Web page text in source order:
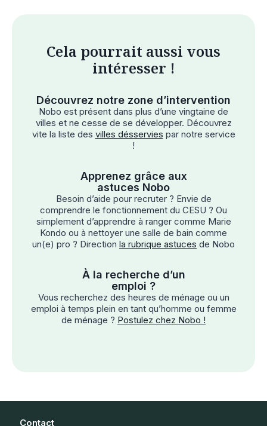
Cela pourrait aussi vous
intéresser !
Découvrez notre zone d’intervention
Nobo est présent dans plus d’une vingtaine de
villes et ne cesse de se développer. Découvrez
vite la liste des villes désservies par notre service
!
Apprenez grâce aux
astuces Nobo
Besoin d’aide pour recruter ? Envie de
comprendre le fonctionnement du CESU ? Ou
simplement d’apprendre à ranger comme Marie
Kondo ou à nettoyer une salle de bain comme
un(e) pro ? Direction la rubrique astuces de Nobo
À la recherche d’un
emploi ?
Vous recherchez des heures de ménage ou un
emploi à temps plein en tant qu’homme ou femme
de ménage ? Postulez chez Nobo !
Contact